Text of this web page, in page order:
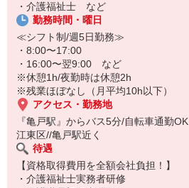
・介護福祉士 など
勤務時間・曜日
≪シフト制/週5日勤務≫
・8:00〜17:00
・16:00〜翌9:00 など
※休憩1h/夜勤時は休憩2h
※残業ほぼなし（月平均10h以下）
アクセス・勤務地
『亀戸駅』からバス5分/自転車通勤OK
江東区//亀戸駅近く
待遇
【資格取得費用を全額会社負担！】
・介護福祉士実務者研修